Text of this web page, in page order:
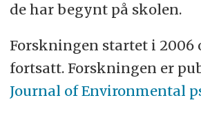
de har begynt på skolen.
Forskningen startet i 2006
fortsatt. Forskningen er
Journal of Environmental